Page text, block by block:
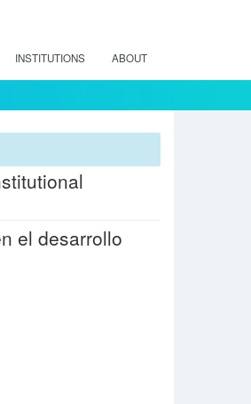
INSTITUTIONS ABOUT
el desarrollo